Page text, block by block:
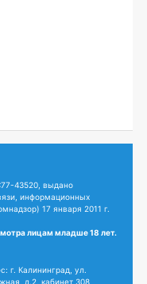
43520, выдано
информационных
17 января 2011 г.
лицам младше 18 лет.
г. Калининград, ул.
д.2, кабинет 308